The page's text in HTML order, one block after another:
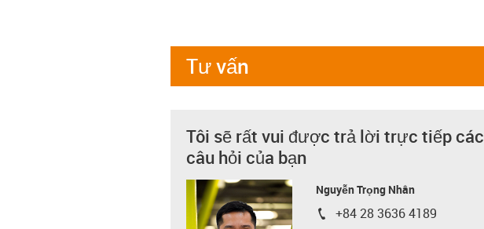
Tư vấn
Tôi sẽ rất vui được trả lời trực tiếp các
câu hỏi của bạn
Nguyễn Trọng Nhân
igus-icon-phone
+84 28 3636 4189